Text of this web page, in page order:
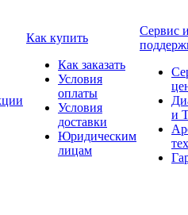
Как купить
Как заказать
Условия
оплаты
Условия
доставки
Юридическим
лицам
Сервис
и